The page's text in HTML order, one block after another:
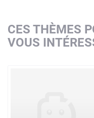
CES THÈMES
VOUS